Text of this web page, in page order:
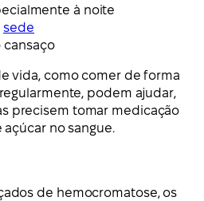
à noite
sede
cansaço
vida, como comer de forma
podem ajudar,
precisem tomar medicação
no sangue.
de hemocromatose, os